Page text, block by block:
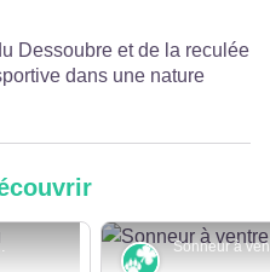
Dessoubre et de la reculée
dans une nature
- P.Bruot
Faune et